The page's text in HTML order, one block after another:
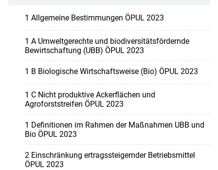
1 Allgemeine Bestimmungen ÖPUL 2023
1 A Umweltgerechte und biodiversitätsfördernde
Bewirtschaftung (UBB) ÖPUL 2023
1 B Biologische Wirtschaftsweise (Bio) ÖPUL 2023
1 C Nicht produktive Ackerflächen und
Agroforststreifen ÖPUL 2023
1 Definitionen im Rahmen der Maßnahmen UBB und
Bio ÖPUL 2023
2 Einschränkung ertragssteigernder Betriebsmittel
ÖPUL 2023